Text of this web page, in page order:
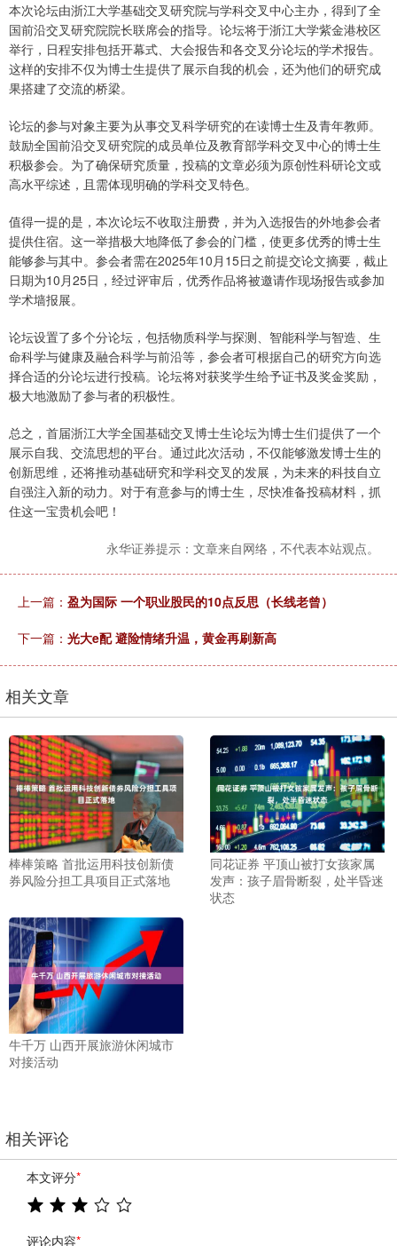
本次论坛由浙江大学基础交叉研究院与学科交叉中心主办，得到了全
国前沿交叉研究院院长联席会的指导。论坛将于浙江大学紫金港校区
举行，日程安排包括开幕式、大会报告和各交叉分论坛的学术报告。
这样的安排不仅为博士生提供了展示自我的机会，还为他们的研究成
果搭建了交流的桥梁。
论坛的参与对象主要为从事交叉科学研究的在读博士生及青年教师。
鼓励全国前沿交叉研究院的成员单位及教育部学科交叉中心的博士生
积极参会。为了确保研究质量，投稿的文章必须为原创性科研论文或
高水平综述，且需体现明确的学科交叉特色。
值得一提的是，本次论坛不收取注册费，并为入选报告的外地参会者
提供住宿。这一举措极大地降低了参会的门槛，使更多优秀的博士生
能够参与其中。参会者需在2025年10月15日之前提交论文摘要，截止
日期为10月25日，经过评审后，优秀作品将被邀请作现场报告或参加
学术墙报展。
论坛设置了多个分论坛，包括物质科学与探测、智能科学与智造、生
命科学与健康及融合科学与前沿等，参会者可根据自己的研究方向选
择合适的分论坛进行投稿。论坛将对获奖学生给予证书及奖金奖励，
极大地激励了参与者的积极性。
总之，首届浙江大学全国基础交叉博士生论坛为博士生们提供了一个
展示自我、交流思想的平台。通过此次活动，不仅能够激发博士生的
创新思维，还将推动基础研究和学科交叉的发展，为未来的科技自立
自强注入新的动力。对于有意参与的博士生，尽快准备投稿材料，抓
住这一宝贵机会吧！
永华证券提示：文章来自网络，不代表本站观点。
上一篇： 盈为国际 一个职业股民的10点反思（长线老曾）
下一篇： 光大e配 避险情绪升温，黄金再刷新高
相关文章
棒棒策略 首批运用科技创新债
券风险分担工具项目正式落地
同花证券 平顶山被打女孩家属
发声：孩子眉骨断裂，处半昏迷
状态
牛千万 山西开展旅游休闲城市
对接活动
相关评论
本文评分*
评论内容*